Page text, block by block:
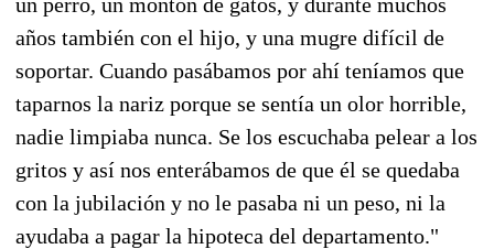
años también con el hijo, y una mugre difícil de
soportar. Cuando pasábamos por ahí teníamos que
taparnos la nariz porque se sentía un olor horrible,
nadie limpiaba nunca. Se los escuchaba pelear a los
gritos y así nos enterábamos de que él se quedaba
con la jubilación y no le pasaba ni un peso, ni la
ayudaba a pagar la hipoteca del departamento."